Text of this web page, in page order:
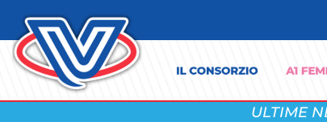
ULTIME